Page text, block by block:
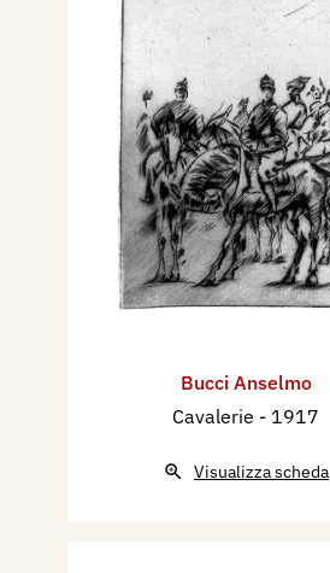
Bucci Anselmo
Cavalerie - 1917
Visualizza scheda